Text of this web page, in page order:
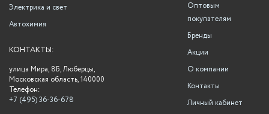
Оптовым
покупателям
Бренды
Акции
О компании
Контакты
Личный кабинет
Электрика и свет
Автохимия
КОНТАКТЫ:
улица Мира, 8Б, Люберцы,
Московская область, 140000
Телефон:
+7 (495) 36-36-678